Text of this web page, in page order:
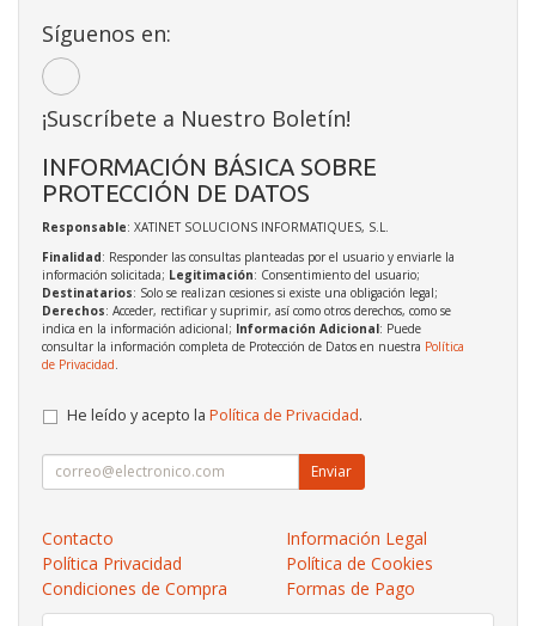
Síguenos en:
¡Suscríbete a Nuestro Boletín!
INFORMACIÓN BÁSICA SOBRE
PROTECCIÓN DE DATOS
Responsable: XATINET SOLUCIONS INFORMATIQUES, S.L.
Finalidad: Responder las consultas planteadas por el usuario y enviarle la
información solicitada; Legitimación: Consentimiento del usuario;
Destinatarios: Solo se realizan cesiones si existe una obligación legal;
Derechos: Acceder, rectificar y suprimir, así como otros derechos, como se
indica en la información adicional; Información Adicional: Puede
consultar la información completa de Protección de Datos en nuestra Política
de Privacidad
He leído y acepto la Política de Privacidad.
Enviar
Contacto
Información Legal
Política Privacidad
Política de Cookies
Condiciones de Compra
Formas de Pago